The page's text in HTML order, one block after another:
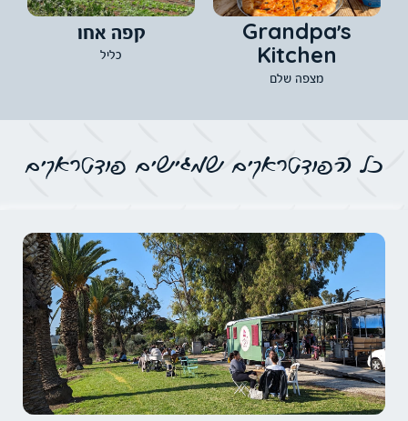
Grandpa's
Kitchen
מצפה שלם
קפה אחו
כליל
כל הפודטראקים שמגישים פודטראקים